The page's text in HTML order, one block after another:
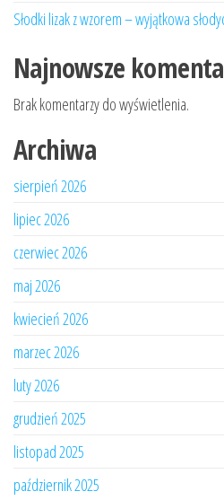
Słodki lizak z wzorem – wyjątkowa
Najnowsze
Brak komentarzy do wyświetlenia.
Archiwa
sierpień 2026
lipiec 2026
czerwiec 2026
maj 2026
kwiecień 2026
marzec 2026
luty 2026
grudzień 2025
listopad 2025
październik 2025